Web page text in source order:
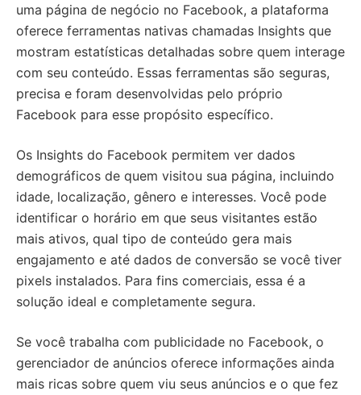
uma página de negócio no Facebook, a plataforma
oferece ferramentas nativas chamadas Insights que
mostram estatísticas detalhadas sobre quem interage
com seu conteúdo. Essas ferramentas são seguras,
precisa e foram desenvolvidas pelo próprio
Facebook para esse propósito específico.
Os Insights do Facebook permitem ver dados
demográficos de quem visitou sua página, incluindo
idade, localização, gênero e interesses. Você pode
identificar o horário em que seus visitantes estão
mais ativos, qual tipo de conteúdo gera mais
engajamento e até dados de conversão se você tiver
pixels instalados. Para fins comerciais, essa é a
solução ideal e completamente segura.
Se você trabalha com publicidade no Facebook, o
gerenciador de anúncios oferece informações ainda
mais ricas sobre quem viu seus anúncios e o que fez